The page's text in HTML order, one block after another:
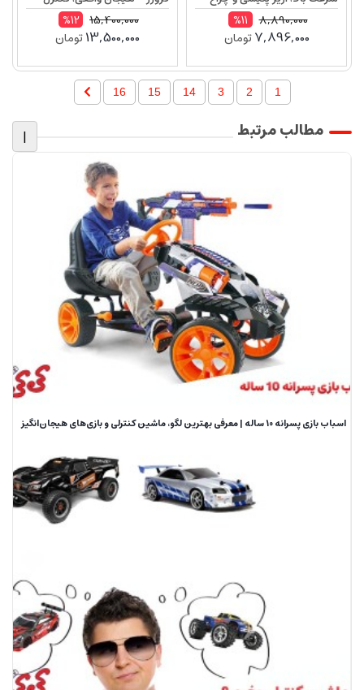
8,890,000
%11
7,896,000تومان
حرفه‌ای و طراحی بزرگ سایز 1/10
15,400,000
%12
13,500,000تومان
1
2
3
14
15
16
مطالب مرتبط |
اسباب بازی پسرانه 10 ساله | معرفی بهترین لگو، ماشین کنترلی و بازی‌های هیجان‌انگیز